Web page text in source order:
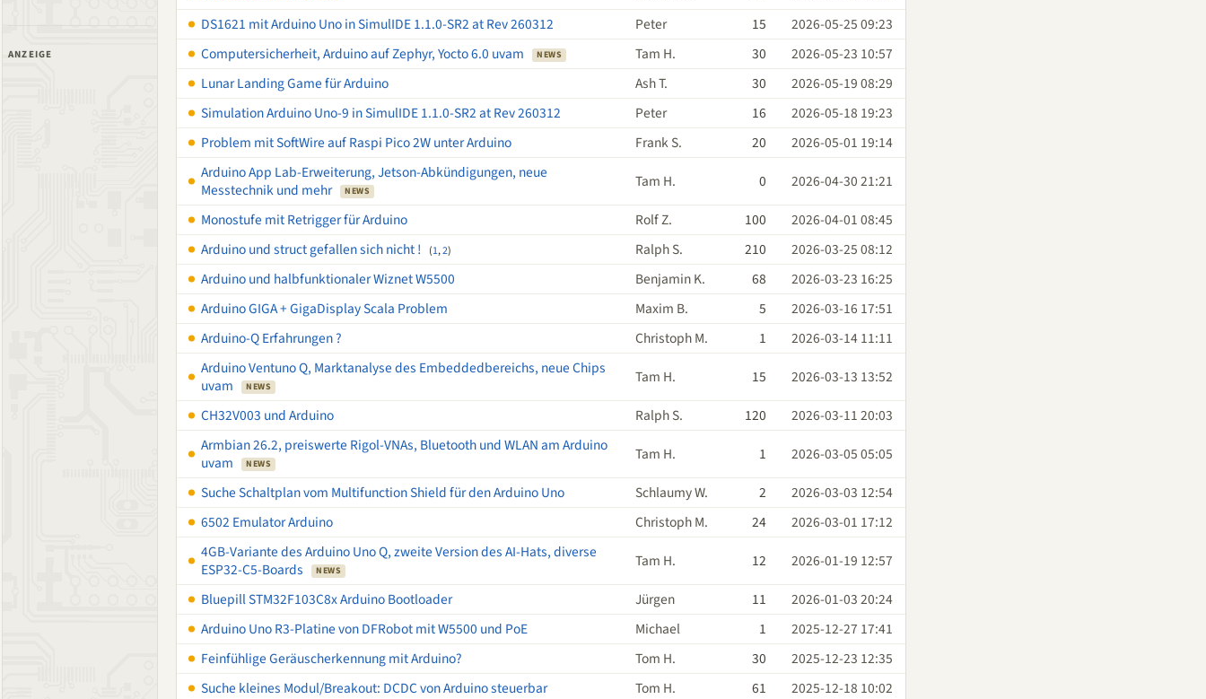
ANZEIGE
DS1621 mit Arduino Uno in SimulIDE 1.1.0-SR2 at Rev 260312
Peter 15
2026-05-25 09:23
Computersicherheit, Arduino auf Zephyr, Yocto 6.0 uvam
NEWS Tam H. 30
2026-05-23 10:57
Lunar Landing Game für Arduino
Ash T. 30
2026-05-19 08:29
Simulation Arduino Uno-9 in SimulIDE 1.1.0-SR2 at Rev 260312
Peter 16
2026-05-18 19:23
Problem mit SoftWire auf Raspi Pico 2W unter Arduino
Frank S. 20
2026-05-01 19:14
Arduino App Lab-Erweiterung, Jetson-Abkündigungen, neue
Messtechnik und mehr
NEWS Tam H. 0
2026-04-30 21:21
Monostufe mit Retrigger für Arduino
Rolf Z. 100
2026-04-01 08:45
Arduino und struct gefallen sich nicht !
(1,2) Ralph S. 210
2026-03-25 08:12
Arduino und halbfunktionaler Wiznet W5500
Benjamin K. 68
2026-03-23 16:25
Arduino GIGA + GigaDisplay Scala Problem
Maxim B. 5
2026-03-16 17:51
Arduino-Q Erfahrungen ?
Christoph M. 1
2026-03-14 11:11
Arduino Ventuno Q, Marktanalyse des Embeddedbereichs, neue Chips
uvam
NEWS Tam H. 15
2026-03-13 13:52
CH32V003 und Arduino
Ralph S. 120
2026-03-11 20:03
Armbian 26.2, preiswerte Rigol-VNAs, Bluetooth und WLAN am Arduino
uvam
NEWS Tam H. 1
2026-03-05 05:05
Suche Schaltplan vom Multifunction Shield für den Arduino Uno
Schlaumy W. 2
2026-03-03 12:54
6502 Emulator Arduino
Christoph M. 24
2026-03-01 17:12
4GB-Variante des Arduino Uno Q, zweite Version des AI-Hats, diverse
ESP32-C5-Boards
NEWS Tam H. 12
2026-01-19 12:57
Bluepill STM32F103C8x Arduino Bootloader
Jürgen 11
2026-01-03 20:24
Arduino Uno R3-Platine von DFRobot mit W5500 und PoE
Michael 1
2025-12-27 17:41
Feinfühlige Geräuscherkennung mit Arduino?
Tom H. 30
2025-12-23 12:35
Suche kleines Modul/Breakout: DCDC von Arduino steuerbar
Tom H. 61
2025-12-18 10:02